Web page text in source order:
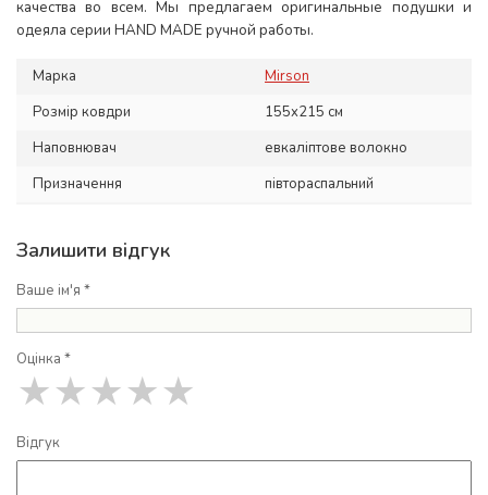
качества во всем. Мы предлагаем оригинальные подушки и
одеяла серии HAND MADE ручной работы.
Марка
Mirson
Розмір ковдри
155x215 см
Наповнювач
евкаліптове волокно
Призначення
півтораспальний
Залишити відгук
Ваше ім'я *
Оцінка *
★
★
★
★
★
Відгук